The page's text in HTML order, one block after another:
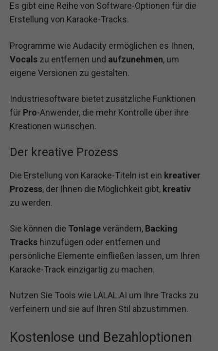
Es gibt eine Reihe von Software-Optionen für die
Erstellung von Karaoke-Tracks.
Programme wie Audacity ermöglichen es Ihnen,
Vocals zu entfernen und aufzunehmen, um
eigene Versionen zu gestalten.
Industriesoftware bietet zusätzliche Funktionen
für Pro-Anwender, die mehr Kontrolle über ihre
Kreationen wünschen.
Der kreative Prozess
Die Erstellung von Karaoke-Titeln ist ein kreativer
Prozess, der Ihnen die Möglichkeit gibt, kreativ
zu werden.
Sie können die Tonlageverändern, Backing
Tracks hinzufügen oder entfernen und
persönliche Elemente einfließen lassen, um Ihren
Karaoke-Track einzigartig zu machen.
Nutzen Sie Tools wie LALAL.AI um Ihre Tracks zu
verfeinern und sie auf Ihren Stil abzustimmen.
Kostenlose und Bezahloptionen